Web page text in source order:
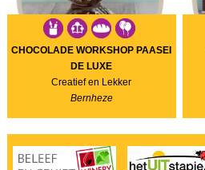
CHOCOLADE WORKSHOP PAASEI
DE LUXE
Creatief en Lekker
Bernheze